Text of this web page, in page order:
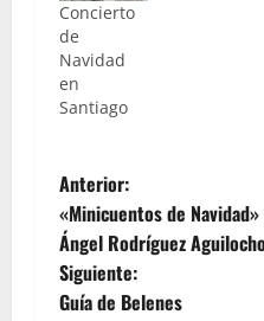
Concierto
de
Navidad
en
Santiago
N
a
v
Anterior:
«Minicuentos de
Ángel Rodríguez
Siguiente:
Guía de Belenes